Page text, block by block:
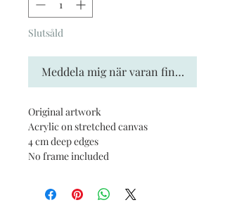
Slutsåld
Meddela mig när varan finns i lager
Original artwork
Acrylic on stretched canvas
4 cm deep edges
No frame included